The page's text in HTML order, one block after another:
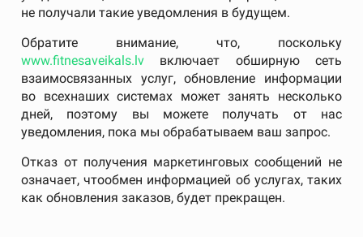
не получали такие уведомления в будущем.
Обратите внимание, что, поскольку
www.fitnesaveikals.lv включает обширную сеть
взаимосвязанных услуг, обновление информации
во всехнаших системах может занять несколько
дней, поэтому вы можете получать от нас
уведомления, пока мы обрабатываем ваш запрос.
Отказ от получения маркетинговых сообщений не
означает, чтообмен информацией об услугах, таких
как обновления заказов, будет прекращен.